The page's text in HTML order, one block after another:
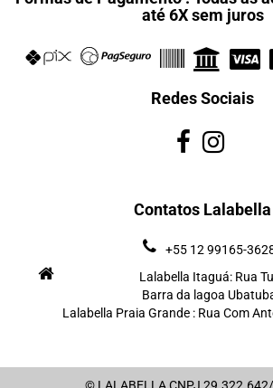
até 6X sem juros
Redes Sociais
Contatos Lalabella
+55 12 99165-
Lalabella Itaguá: Rua
Barra da lagoa
Lalabella Praia Grande : Rua Com
© LALABELLA CNPJ